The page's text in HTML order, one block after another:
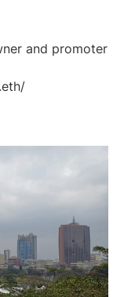
and promoter